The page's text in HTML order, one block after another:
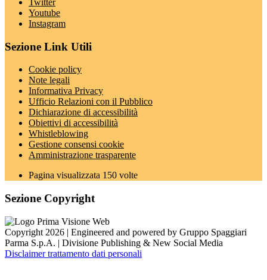
Twitter
Youtube
Instagram
Sezione Link Utili
Cookie policy
Note legali
Informativa Privacy
Ufficio Relazioni con il Pubblico
Dichiarazione di accessibilità
Obiettivi di accessibilità
Whistleblowing
Gestione consensi cookie
Amministrazione trasparente
Pagina visualizzata 150 volte
Sezione Copyright
Copyright 2026 | Engineered and powered by Gruppo Spaggiari
Parma S.p.A. | Divisione Publishing & New Social Media
Disclaimer trattamento dati personali